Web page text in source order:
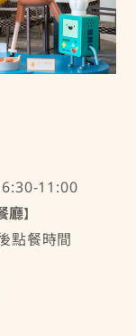
11:00
廳】
點餐時間